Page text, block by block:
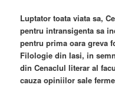
Luptator toata viata sa,
pentru intransigenta sa
pentru prima oara greva
Filologie din Iasi, in
din Cenaclul literar al
cauza opiniilor sale